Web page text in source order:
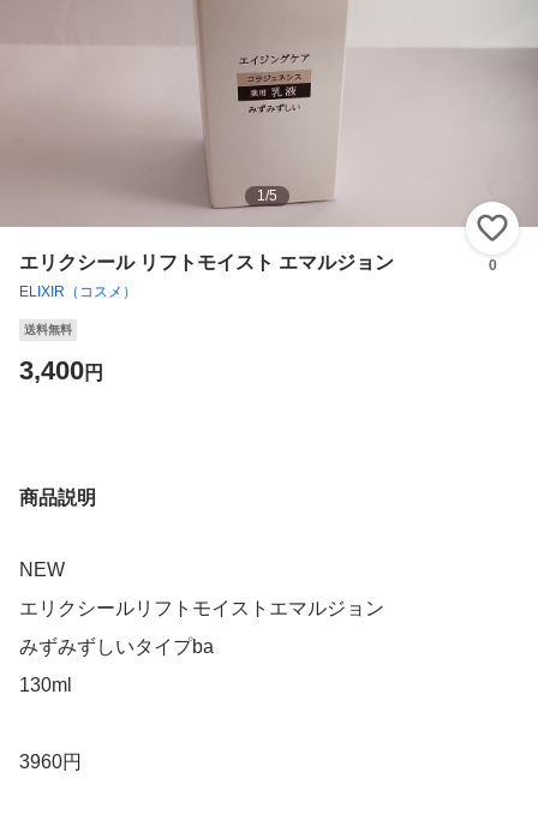
1/5
エリクシール リフトモイスト エマルジョン
ELIXIR（コスメ）
0
送料無料
3,400円
商品説明
NEW
エリクシールリフトモイストエマルジョン
みずみずしいタイプba
130ml
3960円